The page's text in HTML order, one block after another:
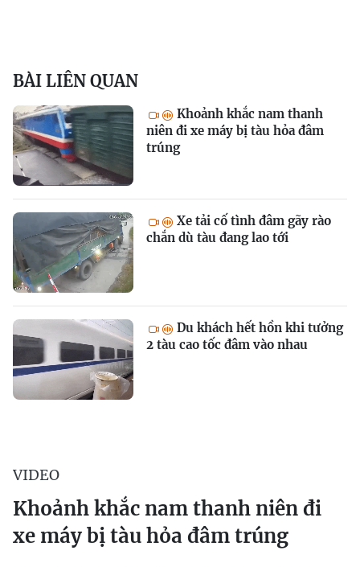
BÀI LIÊN QUAN
Khoảnh khắc nam thanh
niên đi xe máy bị tàu hỏa đâm
trúng
Xe tải cố tình đâm gãy rào
chắn dù tàu đang lao tới
Du khách hết hồn khi tưởng
2 tàu cao tốc đâm vào nhau
VIDEO
Khoảnh khắc nam thanh niên đi
xe máy bị tàu hỏa đâm trúng